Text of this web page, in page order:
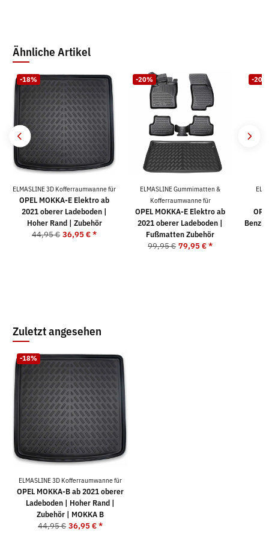
Ähnliche Artikel
-18%
ELMASLINE 3D Kofferraumwanne für
OPEL MOKKA-E Elektro ab
2021 oberer Ladeboden |
Hoher Rand | Zubehör
44,95 € 36,95 €*
-20%
ELMASLINE Gummimatten &
Kofferraumwanne für
OPEL MOKKA-E Elektro ab
2021 oberer Ladeboden |
Fußmatten Zubehör
99,95 € 79,95 €*
-20%
Zuletzt angesehen
-18%
ELMASLINE 3D Kofferraumwanne für
OPEL MOKKA-B ab 2021 oberer
Ladeboden | Hoher Rand |
Zubehör | MOKKA B
44,95 € 36,95 €*